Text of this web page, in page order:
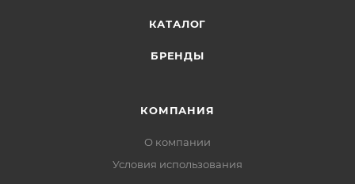
КАТАЛОГ
БРЕНДЫ
КОМПАНИЯ
О компании
Условия использования